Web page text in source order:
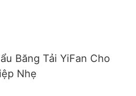
Băng Tải YiFan Cho
Nhẹ